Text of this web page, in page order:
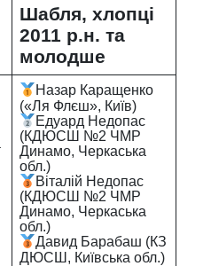
Шабля, хлопці
2011 р.н. та
молодше
Назар Каращенко
(«Ля Флєш», Київ)
Едуард Недопас
(КДЮСШ №2 ЧМР
Динамо, Черкаська
обл.)
Віталій Недопас
(КДЮСШ №2 ЧМР
Динамо, Черкаська
обл.)
Давид Барабаш (КЗ
ДЮСШ, Київська обл.)